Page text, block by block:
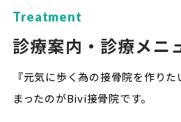
Treatment
診療案内・診療メニ
『元気に歩く為の接骨院を作り
まったのがBivi接骨院です。